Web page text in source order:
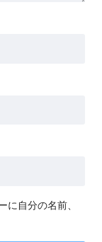
に自分の名前、